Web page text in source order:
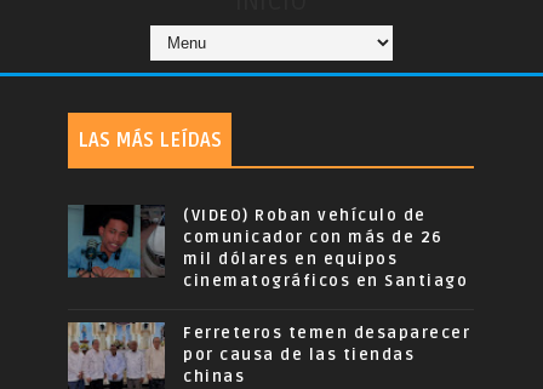
LAS MÁS LEÍDAS
(VIDEO) Roban vehículo de
comunicador con más de 26
mil dólares en equipos
cinematográficos en Santiago
Ferreteros temen desaparecer
por causa de las tiendas
chinas